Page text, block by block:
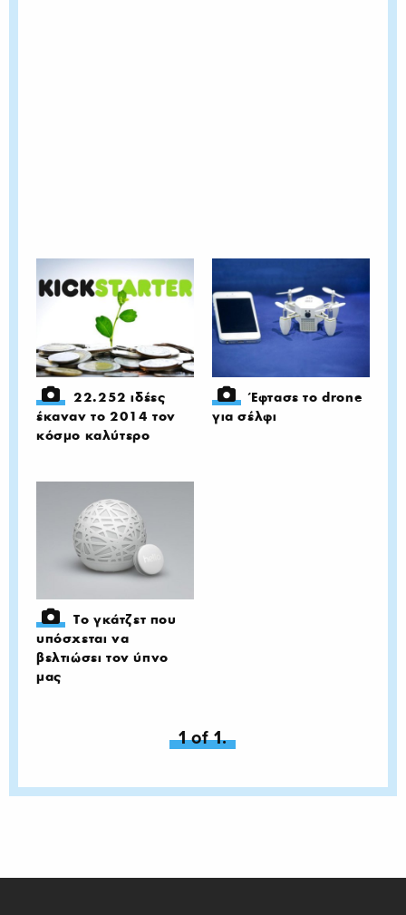
22.252 ιδέες
έκαναν το 2014 τον
κόσμο καλύτερο
Έφτασε το drone
για σέλφι
To γκάτζετ που
υπόσχεται να
βελτιώσει τον ύπνο
μας
You're on page
1 of 1.